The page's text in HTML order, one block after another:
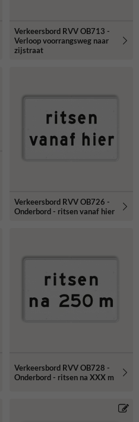
Verkeersbord RVV OB713 -
Verloop voorrangsweg naar
zijstraat
Verkeersbord RVV OB726 -
Onderbord - ritsen vanaf hier
Verkeersbord RVV OB728 -
Onderbord - ritsen na XXX m